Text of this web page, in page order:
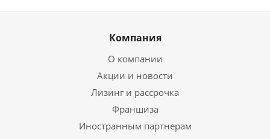
Компания
О компании
Акции и новости
Лизинг и рассрочка
Франшиза
Иностранным партнерам